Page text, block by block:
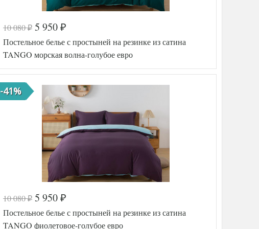
Код товара
576-981
Артикул
TT12260
10 080₽ 5 950 ₽
Постельное белье с простыней на резинке из сатина
TANGO морская волна-голубое евро
-41%
10 080₽ 5 950 ₽
Постельное белье с простыней на резинке из сатина
TANGO фиолетовое-голубое евро